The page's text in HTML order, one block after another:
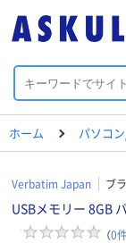
ホーム パソコ
Verbatim Japan ブ
USBメモリー 8GB
（0